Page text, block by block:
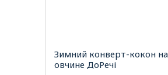
Зимний конверт-кокон на
овчине ДоРечі